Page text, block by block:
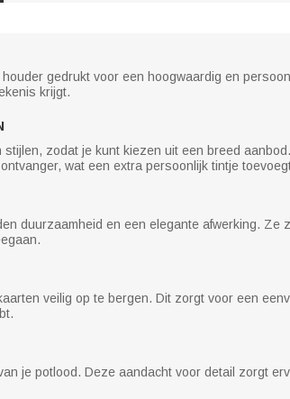
gedrukt voor een hoogwaardig en
krijgt.
zodat je kunt kiezen uit een breed
wat een extra persoonlijk tintje
duurzaamheid en een elegante afwerking. Ze
veilig op te bergen. Dit zorgt voor een
je potlood. Deze aandacht voor detail zorgt